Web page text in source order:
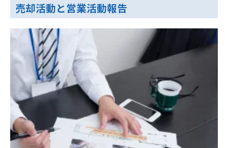
売却活動と営業活動報告